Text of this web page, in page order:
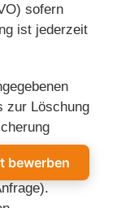
sofern
ist jederzeit
zur Löschung
bewerben